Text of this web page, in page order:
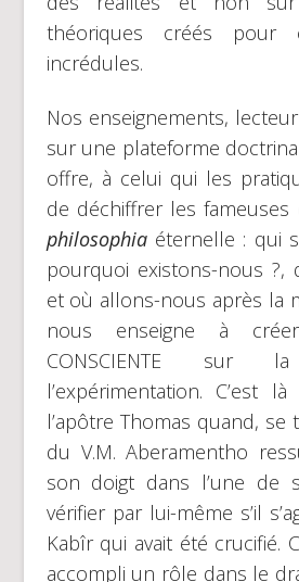
théoriques créés pour
incrédules.
Nos enseignements,
sur une plateforme
offre, à celui qui les
de déchiffrer les
philosophia éternelle : qui
pourquoi existons-nous ?,
et où allons-nous après la
nous enseigne à
CONSCIENTE
l’expérimentation. C’est
l’apôtre Thomas quand, se
du V.M. Aberamentho
son doigt dans l’une de
vérifier par lui-même s’il
Kabîr qui avait été crucifié.
accompli un rôle dans le